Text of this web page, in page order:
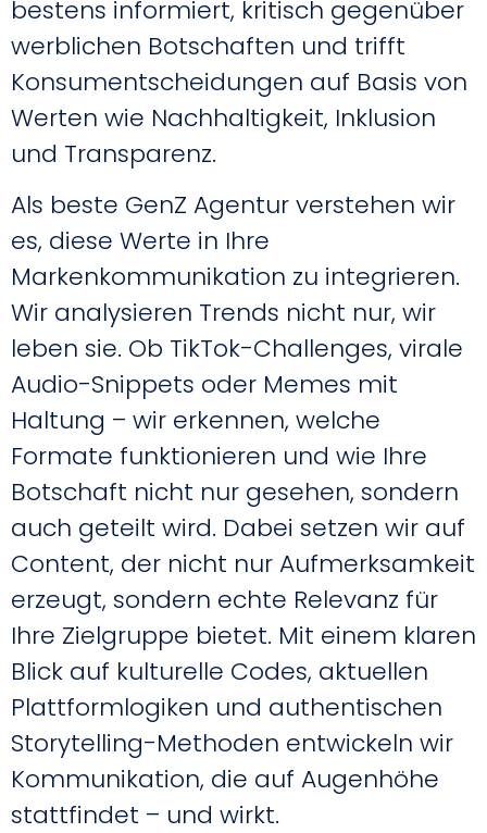
bestens informiert, kritisch gegenüber
werblichen Botschaften und trifft
Konsumentscheidungen auf Basis von
Werten wie Nachhaltigkeit, Inklusion
und Transparenz.
Als beste GenZ Agentur verstehen wir
es, diese Werte in Ihre
Markenkommunikation zu integrieren.
Wir analysieren Trends nicht nur, wir
leben sie. Ob TikTok-Challenges, virale
Audio-Snippets oder Memes mit
Haltung – wir erkennen, welche
Formate funktionieren und wie Ihre
Botschaft nicht nur gesehen, sondern
auch geteilt wird. Dabei setzen wir auf
Content, der nicht nur Aufmerksamkeit
erzeugt, sondern echte Relevanz für
Ihre Zielgruppe bietet. Mit einem klaren
Blick auf kulturelle Codes, aktuellen
Plattformlogiken und authentischen
Storytelling-Methoden entwickeln wir
Kommunikation, die auf Augenhöhe
stattfindet – und wirkt.